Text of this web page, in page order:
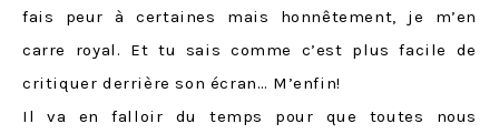
fais peur à certaines mais honnêtement, je m’en
carre royal. Et tu sais comme c’est plus facile de
critiquer derrière son écran… M’enfin!
Il va en falloir du temps pour que toutes nous